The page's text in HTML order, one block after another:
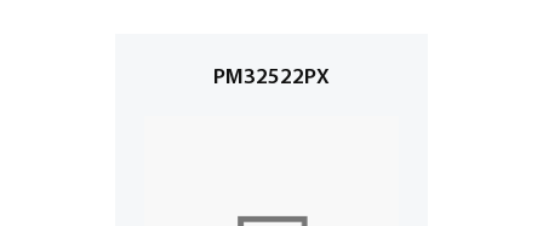
PM32522PX